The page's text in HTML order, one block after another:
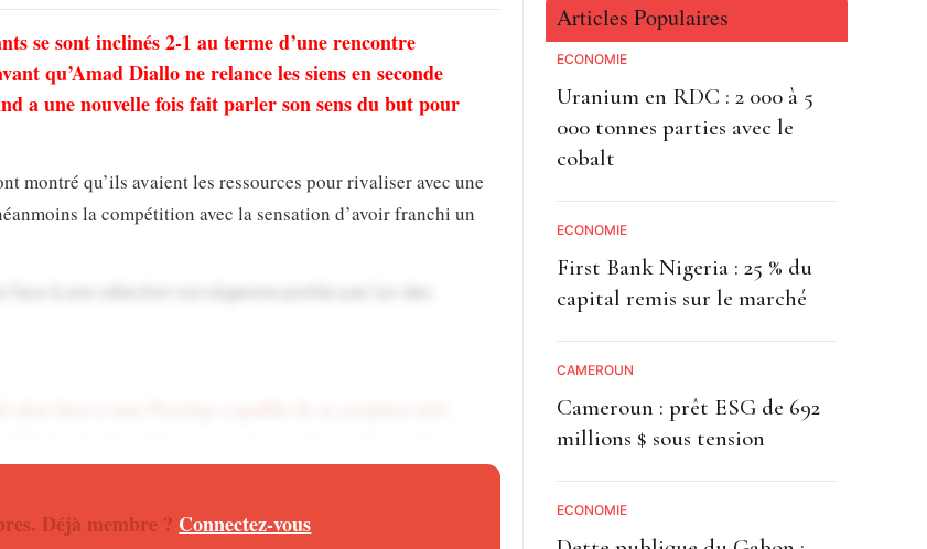
se sont inclinés 2-1 au terme d’une rencontre
qu’Amad Diallo ne relance les siens en seconde
a une nouvelle fois fait parler son sens du but pour
montré qu’ils avaient les ressources pour rivaliser avec une
la compétition avec la sensation d’avoir franchi un
la différence.
Déjà membre ? Connectez-vous
Articles Populaires
ECONOMIE
Uranium en RDC : 2 000 à 5
000 tonnes parties avec le
cobalt
ECONOMIE
First Bank Nigeria : 25 % du
capital remis sur le marché
CAMEROUN
Cameroun : prêt ESG de 692
millions $ sous tension
ECONOMIE